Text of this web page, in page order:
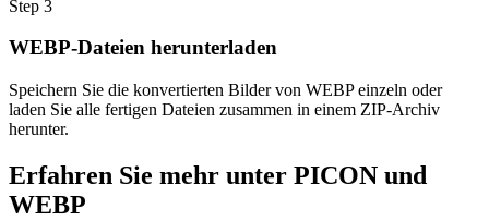
Step 3
WEBP-Dateien herunterladen
Speichern Sie die konvertierten Bilder von WEBP einzeln oder
laden Sie alle fertigen Dateien zusammen in einem ZIP-Archiv
herunter.
Erfahren Sie mehr unter PICON und
WEBP